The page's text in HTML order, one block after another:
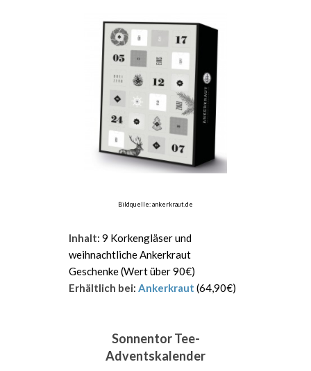
Bildquelle: ankerkraut.de
Inhalt: 9 Korkengläser und
weihnachtliche Ankerkraut
Geschenke (Wert über 90€)
Erhältlich bei: Ankerkraut (64,90€)
Sonnentor Tee-
Adventskalender